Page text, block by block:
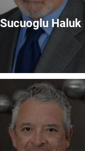
Sucuoglu Haluk